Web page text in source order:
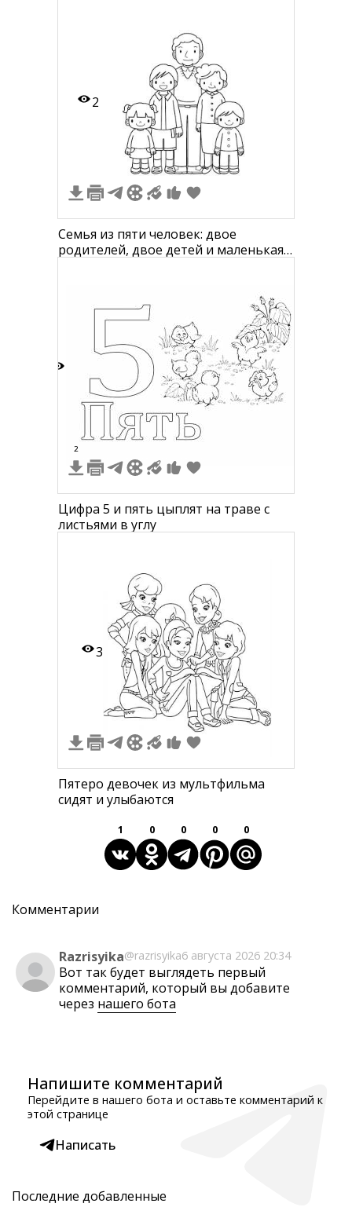
2
Семья из пяти человек: двое
родителей, двое детей и маленькая
2
Цифра 5 и пять цыплят на траве с
листьями в углу
3
Пятеро девочек из мультфильма
сидят и улыбаются
1 0 0 0 0
Комментарии
Razrisyika@razrisyika6 августа 2026 20:34
Вот так будет выглядеть первый
комментарий, который вы добавите
через нашего бота
Напишите комментарий
Перейдите в нашего бота и оставьте комментарий к
этой странице
Написать
Последние добавленные